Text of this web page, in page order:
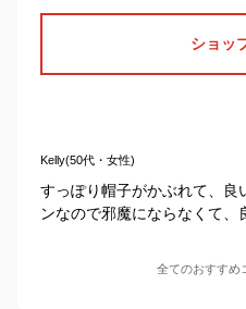
ショッ
Kelly(50代・女性)
すっぽり帽子がかぶれて、良
ンなので邪魔にならなくて、
全てのおすすめ